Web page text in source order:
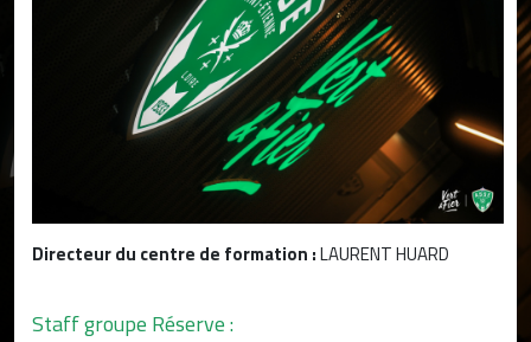
Directeur du centre de formation :LAURENT HUARD
Staff groupe Réserve :